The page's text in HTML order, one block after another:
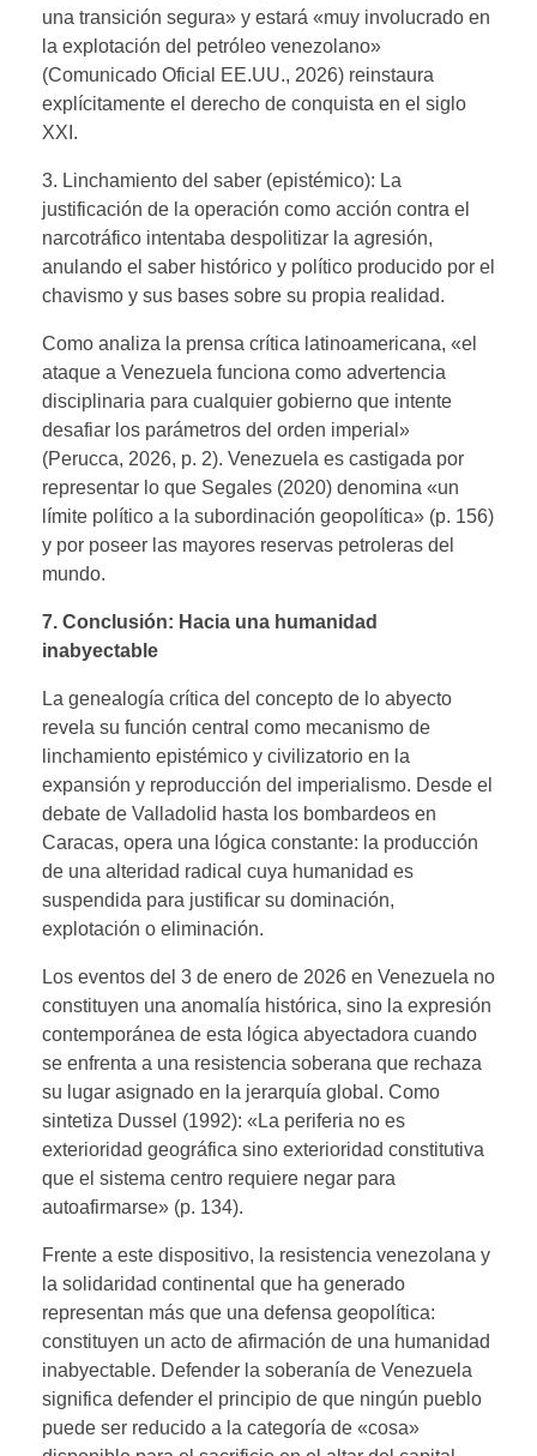
una transición segura» y estará «muy involucrado en
la explotación del petróleo venezolano»
(Comunicado Oficial EE.UU., 2026) reinstaura
explícitamente el derecho de conquista en el siglo
XXI.
3. Linchamiento del saber (epistémico): La
justificación de la operación como acción contra el
narcotráfico intentaba despolitizar la agresión,
anulando el saber histórico y político producido por el
chavismo y sus bases sobre su propia realidad.
Como analiza la prensa crítica latinoamericana, «el
ataque a Venezuela funciona como advertencia
disciplinaria para cualquier gobierno que intente
desafiar los parámetros del orden imperial»
(Perucca, 2026, p. 2). Venezuela es castigada por
representar lo que Segales (2020) denomina «un
límite político a la subordinación geopolítica» (p. 156)
y por poseer las mayores reservas petroleras del
mundo.
7. Conclusión: Hacia una humanidad
inabyectable
La genealogía crítica del concepto de lo abyecto
revela su función central como mecanismo de
linchamiento epistémico y civilizatorio en la
expansión y reproducción del imperialismo. Desde el
debate de Valladolid hasta los bombardeos en
Caracas, opera una lógica constante: la producción
de una alteridad radical cuya humanidad es
suspendida para justificar su dominación,
explotación o eliminación.
Los eventos del 3 de enero de 2026 en Venezuela no
constituyen una anomalía histórica, sino la expresión
contemporánea de esta lógica abyectadora cuando
se enfrenta a una resistencia soberana que rechaza
su lugar asignado en la jerarquía global. Como
sintetiza Dussel (1992): «La periferia no es
exterioridad geográfica sino exterioridad constitutiva
que el sistema centro requiere negar para
autoafirmarse» (p. 134).
Frente a este dispositivo, la resistencia venezolana y
la solidaridad continental que ha generado
representan más que una defensa geopolítica:
constituyen un acto de afirmación de una humanidad
inabyectable. Defender la soberanía de Venezuela
significa defender el principio de que ningún pueblo
puede ser reducido a la categoría de «cosa»